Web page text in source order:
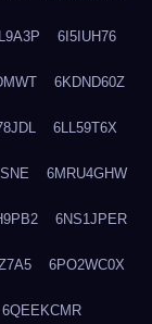
6I5IUH76
6KDND60Z
6LL59T6X
6MRU4GHW
6NS1JPER
6PO2WC0X
6QEEKCMR